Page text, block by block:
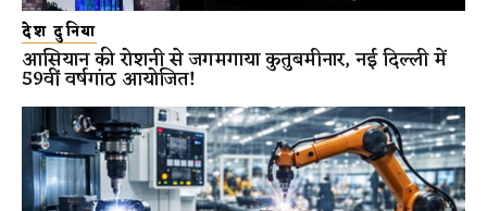
देश दुनिया
आसियान की रोशनी से जगमगाया कुतुबमीनार, नई दिल्ली में
59वीं वर्षगांठ आयोजित!